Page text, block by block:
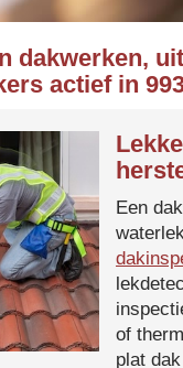
dakwerken,
actief in
Een
of
plat